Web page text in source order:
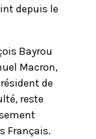
depuis le
Bayrou
Macron,
de
reste
Français.